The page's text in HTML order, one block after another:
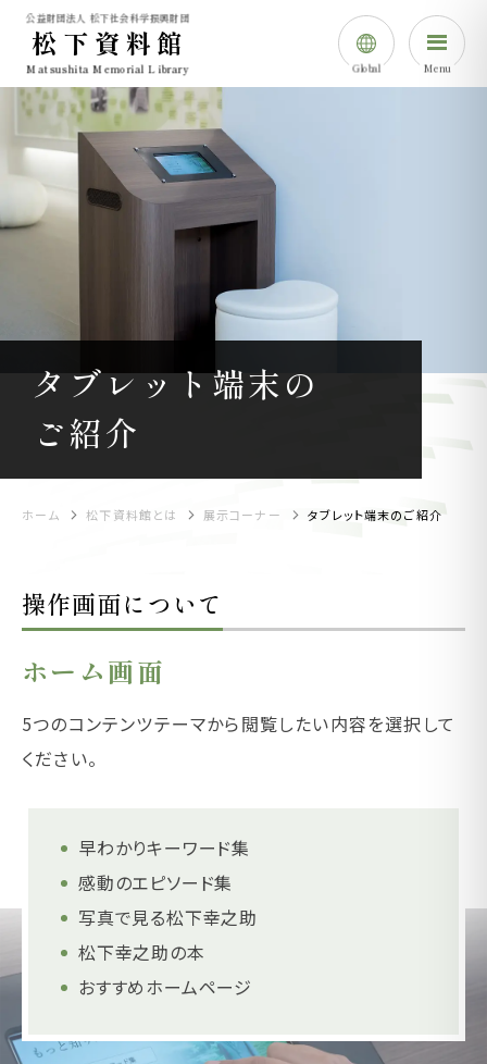
公益財団法人 松下社会科学振興財団
松下資料館
Matsushita Memorial Library Global
日本語
Menu
タブレット端末の
ご紹介
ホーム 松下資料館とは 展示コーナー タブレット端末のご紹介
操作画面について
ホーム画面
5つのコンテンツテーマから閲覧したい内容を選択して
ください。
早わかりキーワード集
感動のエピソード集
写真で見る松下幸之助
松下幸之助の本
おすすめホームページ